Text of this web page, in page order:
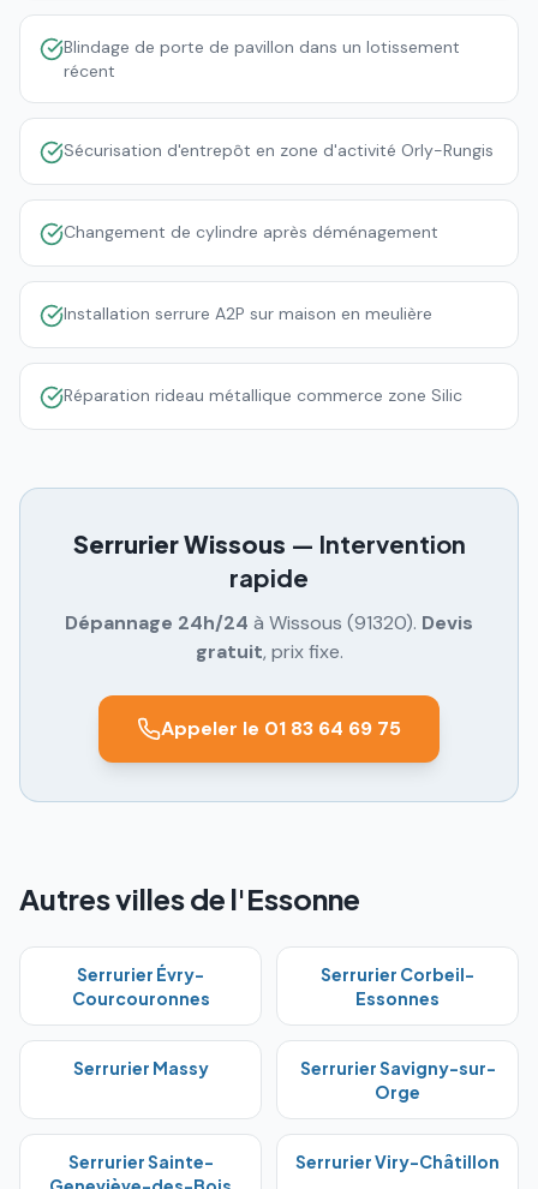
Blindage de porte de pavillon dans un lotissement
récent
Sécurisation d'entrepôt en zone d'activité Orly-Rungis
Changement de cylindre après déménagement
Installation serrure A2P sur maison en meulière
Réparation rideau métallique commerce zone Silic
SerrurierWissous — Intervention
rapide
Dépannage 24h/24 à Wissous (91320). Devis
gratuit, prix fixe.
Appeler le 01 83 64 69 75
Autres villes de l'Essonne
Serrurier Évry-
Courcouronnes
Serrurier Corbeil-
Essonnes
Serrurier Massy SerrurierSavigny-sur-
Orge
SerrurierSainte-
SerrurierViry-Châtillon